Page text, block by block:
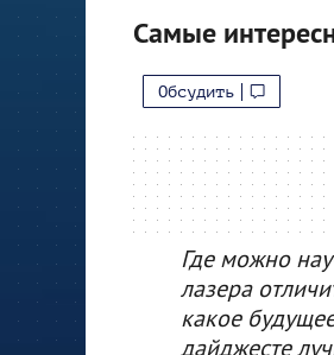
Самые
Обсудить
Где можно
лазера
какое
дайджесте